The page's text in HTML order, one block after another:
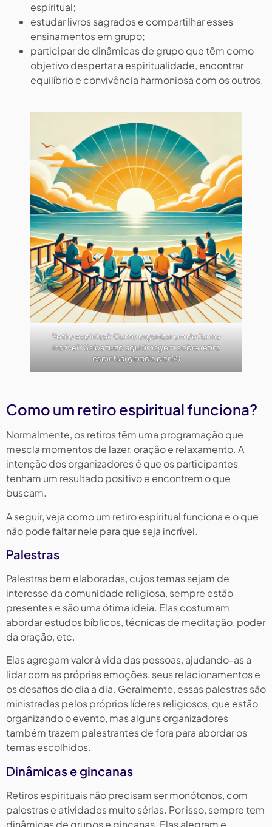
espiritual;
estudar livros sagrados e compartilhar esses
ensinamentos em grupo;
participar de dinâmicas de grupo que têm como
objetivo despertar a espiritualidade, encontrar
equilíbrio e convivência harmoniosa com os outros.
Retiro espiritual: Como organizar um de forma
incrível? Saiba tudo aqui (imagem sobre retiro
espiritual gerado por IA)
Como um retiro espiritual funciona?
Normalmente, os retiros têm uma programação que
mescla momentos de lazer, oração e relaxamento. A
intenção dos organizadores é que os participantes
tenham um resultado positivo e encontrem o que
buscam.
A seguir, veja como um retiro espiritual funciona e o que
não pode faltar nele para que seja incrível.
Palestras
Palestras bem elaboradas, cujos temas sejam de
interesse da comunidade religiosa, sempre estão
presentes e são uma ótima ideia. Elas costumam
abordar estudos bíblicos, técnicas de meditação, poder
da oração, etc.
Elas agregam valor à vida das pessoas, ajudando-as a
lidar com as próprias emoções, seus relacionamentos e
os desafios do dia a dia. Geralmente, essas palestras são
ministradas pelos próprios líderes religiosos, que estão
organizando o evento, mas alguns organizadores
também trazem palestrantes de fora para abordar os
temas escolhidos.
Dinâmicas e gincanas
Retiros espirituais não precisam ser monótonos, com
palestras e atividades muito sérias. Por isso, sempre tem
dinâmicas de grupos e gincanas. Elas alegram e